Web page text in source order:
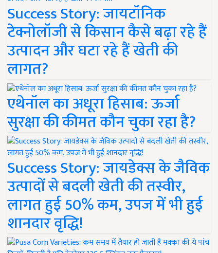
Success Story: जायटॉनिक
टेक्नोलॉजी से किसान कैसे बढ़ा रहे हैं
उत्पादन और घटा रहे हैं खेती की
लागत?
एथेनॉल का अधूरा हिसाब: ऊर्जा
सुरक्षा की कीमत कौन चुका रहा है?
Success Story: जायडेक्स के जैविक
उत्पादों से बदली खेती की तस्वीर,
लागत हुई 50% कम, उपज में भी हुई
शानदार वृद्धि!